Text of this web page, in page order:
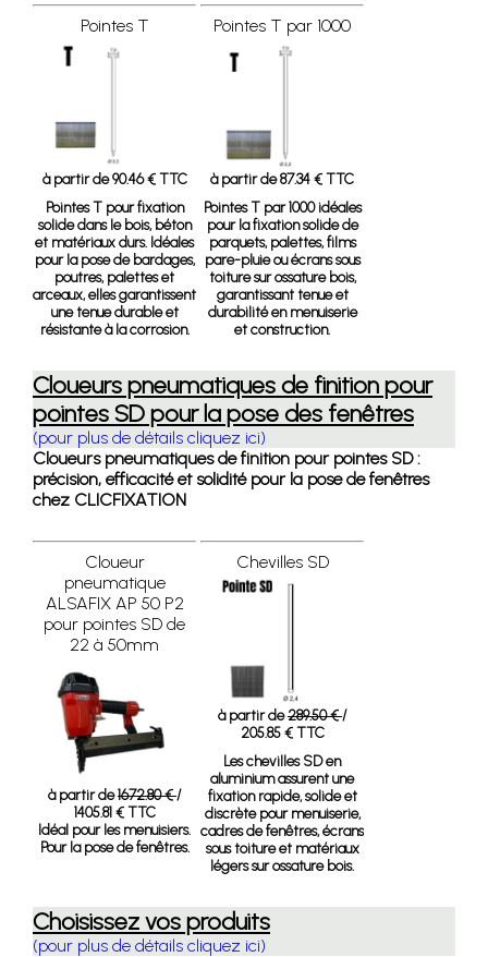
Pointes T
à partir de 90.46 € TTC
Pointes Tpour fixation
solide dans le bois, béton
et matériaux durs. Idéales
pour la pose de bardages,
poutres, palettes et
arceaux, elles garantissent
une tenue durable et
résistante à la corrosion.
Pointes T par 1000
à partir de 87.34 € TTC
Pointes T par 1000idéales
pour la fixation solide de
parquets, palettes, films
pare-pluie ou écrans sous
toiture sur ossature bois,
garantissant tenue et
durabilité en menuiserie
et construction.
Cloueurs pneumatiques de finition pour
pointes SD pour la pose des fenêtres
(pour plus de détails cliquez ici)
Cloueurs pneumatiques de finition pour pointes SD :
précision, efficacité et solidité pour la pose de fenêtres
chez CLICFIXATION
Cloueur
pneumatique
ALSAFIX AP 50 P2
pour pointes SD de
22 à 50mm
à partir de1672.80 €/
1405.81 € TTC
Idéal pour les menuisiers.
Pour la pose de fenêtres.
Chevilles SD
à partir de289.50 €/
205.85 € TTC
Les chevilles SD en
aluminium assurent une
fixation rapide, solide et
discrète pour menuiserie,
cadres de fenêtres, écrans
sous toiture et matériaux
légers sur ossature bois.
Choisissez vos produits
(pour plus de détails cliquez ici)